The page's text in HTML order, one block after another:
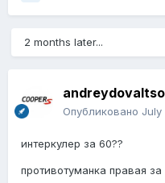
2 months later...
Опубликовано July
интеркулер за 60??
противотуманка правая за